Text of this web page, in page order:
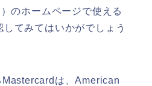
のホームページで使える
てみてはいかがでしょう
は、American